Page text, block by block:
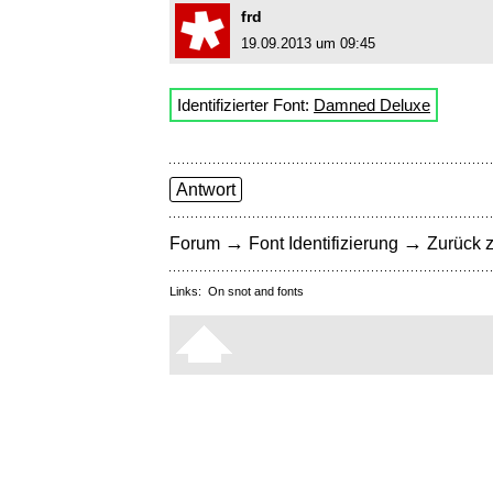
frd
19.09.2013 um 09:45
Identifizierter Font: Damned Deluxe
Antwort
Forum → Font Identifizierung → Zurück
Links: On snot and fonts